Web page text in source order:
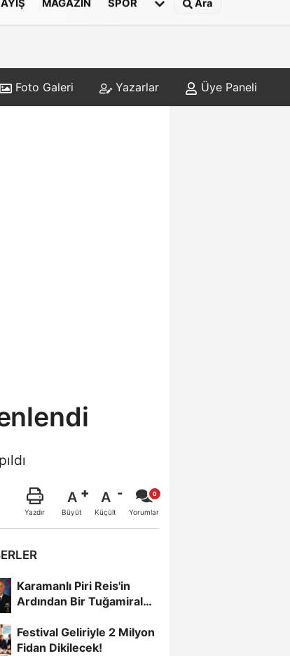
MAGAZIN SPOR Ara
Foto Galeri Yazarlar Üye Paneli
Yazdır
A
Büyüt
A
Küçült Yorumlar
Karamanlı Piri Reis'in
Ardından Bir Tuğamiral
Festival Geliriyle 2 Milyon
Fidan Dikilecek!